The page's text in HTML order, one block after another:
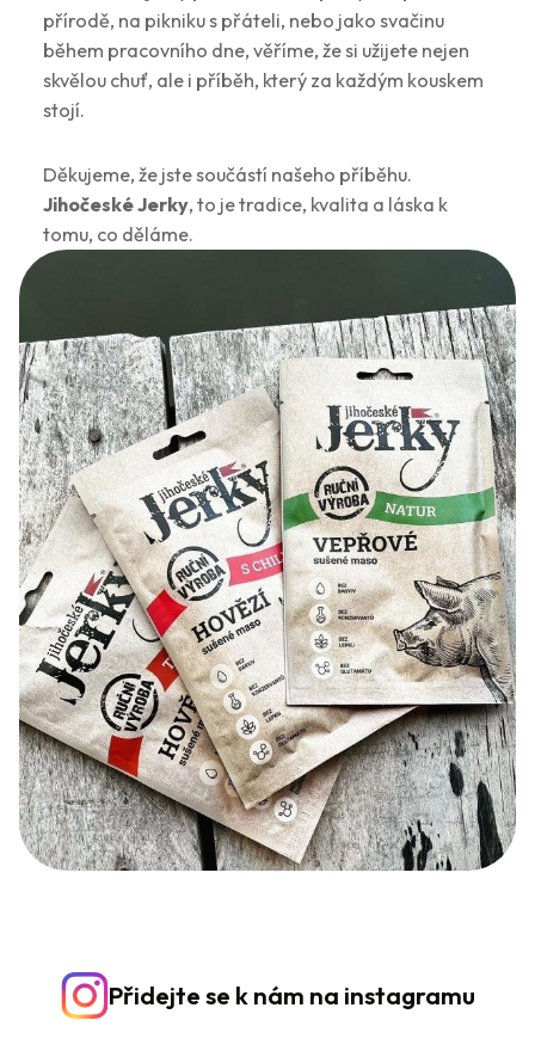
přírodě, na pikniku s přáteli, nebo jako svačinu
během pracovního dne, věříme, že si užijete nejen
skvělou chuť, ale i příběh, který za každým kouskem
stojí.
Děkujeme, že jste součástí našeho příběhu.
Jihočeské Jerky, to je tradice, kvalita a láska k
tomu, co děláme.
Přidejte se k nám na instagramu